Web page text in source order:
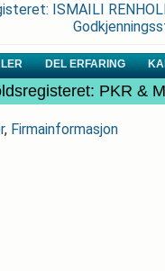
ISMAILI
DEL ERFARING
PKR &
, Firmainformasjon